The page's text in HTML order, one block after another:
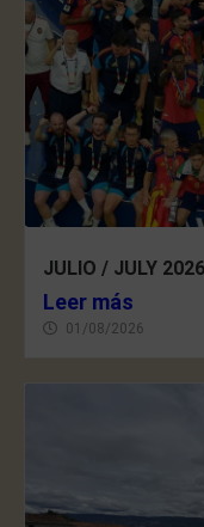
JULIO / JULY
Leer más
01/08/2026